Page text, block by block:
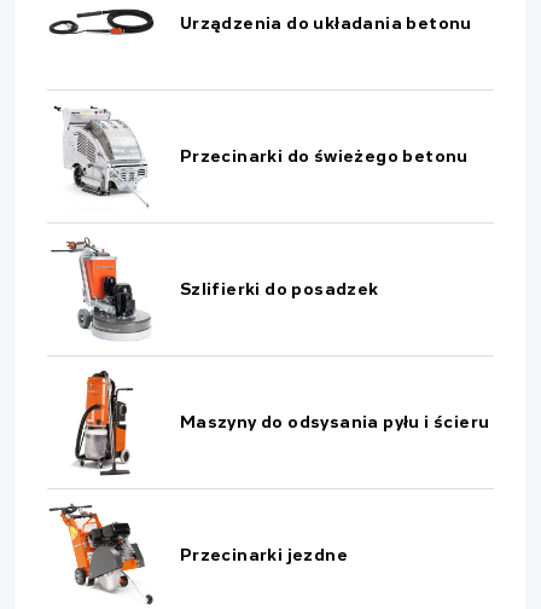
Urządzenia do układania betonu
Przecinarki do świeżego betonu
Szlifierki do posadzek
Maszyny do odsysania pyłu i ścieru
Przecinarki jezdne